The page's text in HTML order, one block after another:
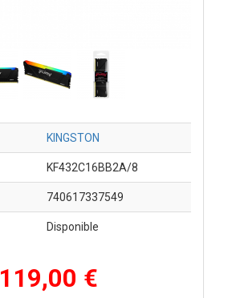
KINGSTON
KF432C16BB2A/8
740617337549
Disponible
119,00 €